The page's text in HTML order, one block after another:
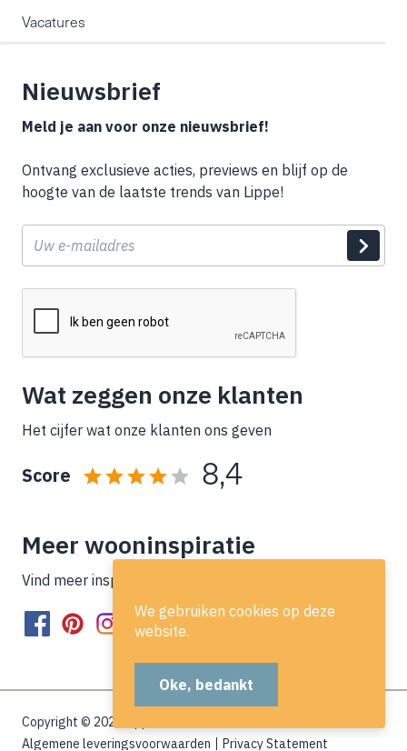
We gebruiken cookies op deze
website.
Oke, bedankt
Vacatures
Nieuwsbrief
Meld je aan voor onze nieuwsbrief!
Ontvang exclusieve acties, previews en blijf op de
hoogte van de laatste trends van Lippe!
mail
Wat zeggen onze klanten
Het cijfer wat onze klanten ons geven
Score 8,4
Meer wooninspiratie
Vind meer inspiratie op onze socials!
Copyright © 2026 Lippe Wonen
Algemene leveringsvoorwaarden
Privacy Statement